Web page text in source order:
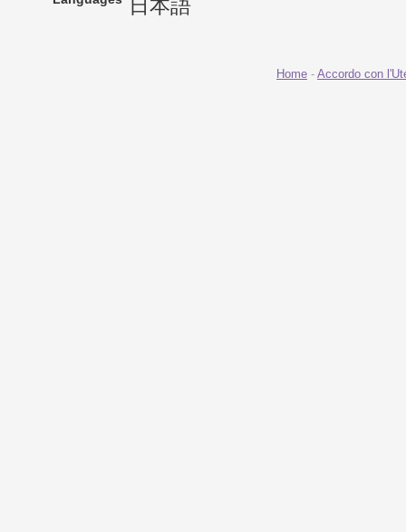
日本語
Home - Accordo con